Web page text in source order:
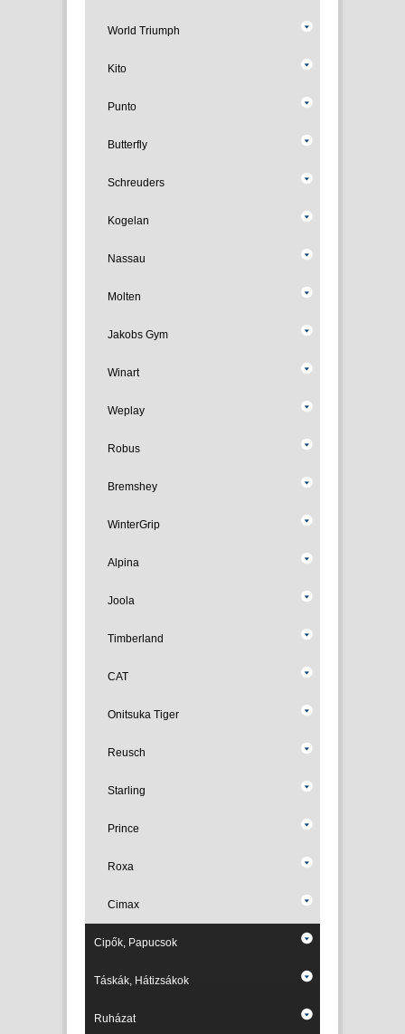
World Triumph
Kito
Punto
Butterfly
Schreuders
Kogelan
Nassau
Molten
Jakobs Gym
Winart
Weplay
Robus
Bremshey
WinterGrip
Alpina
Joola
Timberland
CAT
Onitsuka Tiger
Reusch
Starling
Prince
Roxa
Cimax
Cipők, Papucsok
Táskák, Hátizsákok
Ruházat